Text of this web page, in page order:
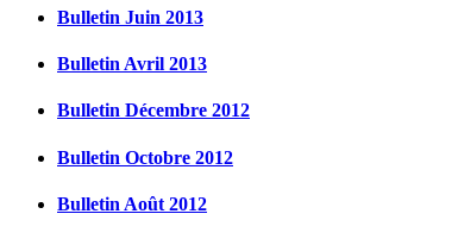
Bulletin Juin 2013
Bulletin Avril 2013
Bulletin Décembre 2012
Bulletin Octobre 2012
Bulletin Août 2012